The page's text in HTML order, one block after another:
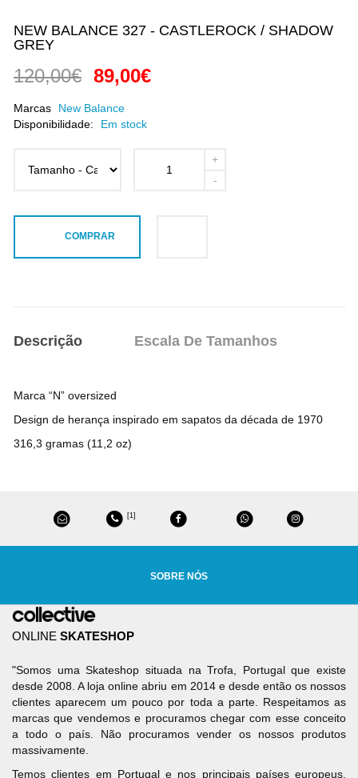
NEW BALANCE 327 - CASTLEROCK / SHADOW
GREY
120,00€ 89,00€
Marcas
New Balance
Disponibilidade:
Em stock
COMPRAR
Descrição Escala De Tamanhos
Marca “N” oversized
Design de herança inspirado em sapatos da década de 1970
316,3 gramas (11,2 oz)
[1]
SOBRE NÓS
ONLINE SKATESHOP
"Somos uma Skateshop situada na Trofa, Portugal que existe
desde 2008. A loja online abriu em 2014 e desde então os nossos
clientes aparecem um pouco por toda a parte. Respeitamos as
marcas que vendemos e procuramos chegar com esse conceito
a todo o país. Não procuramos vender os nossos produtos
massivamente.
Temos clientes em Portugal e nos principais países europeus.